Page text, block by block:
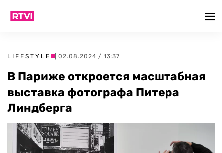
LIFESTYLE | 02.08.2024 / 13:37
В Париже откроется масштабная
выставка фотографа Питера
Линдберга